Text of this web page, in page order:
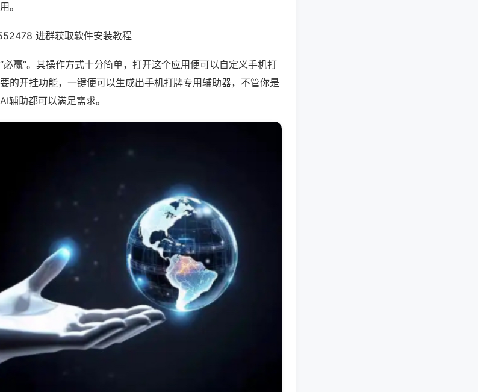
。
进群获取软件安装教程
赢”。其操作方式十分简单，打开这个应用便可以自定义手机打
的开挂功能，一键便可以生成出手机打牌专用辅助器，不管你是
辅助都可以满足需求。